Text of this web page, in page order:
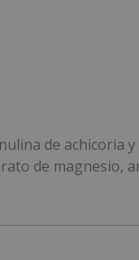
de achicoria
de magnesio,